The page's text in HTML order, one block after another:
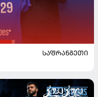
ᲡᲐᲤᲠᲐᲜᲒᲔᲗᲘ